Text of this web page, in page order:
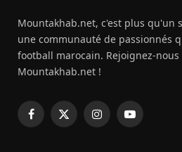
Mountakhab.net, c'est plus qu'un
une communauté de passionnés
football marocain. Rejoignez-
Mountakhab.net !
Facebook
X
InstagramYouTube